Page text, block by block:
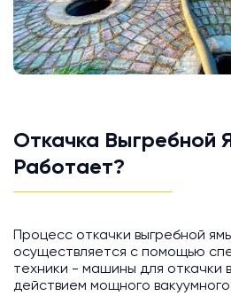
Откачка Выгребной
Работает?
Процесс откачки выгребной
осуществляется с помощью
техники - машины для откачки
действием мощного